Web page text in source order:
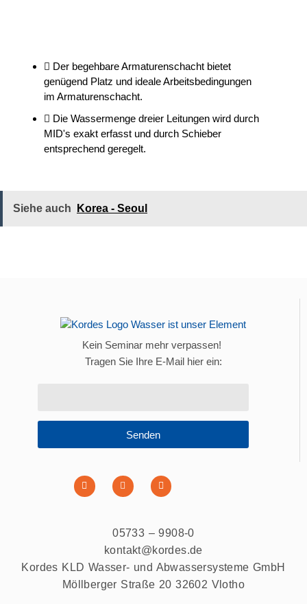
Der begehbare Armaturenschacht bietet
genügend Platz und ideale Arbeitsbedingungen
im Armaturenschacht.
Die Wassermenge dreier Leitungen wird durch
MID's exakt erfasst und durch Schieber
entsprechend geregelt.
Siehe auch Korea - Seoul
Kein Seminar mehr verpassen!
Tragen Sie Ihre E-Mail hier ein:
Senden
05733 – 9908-0
kontakt@kordes.de
Kordes KLD Wasser- und Abwassersysteme GmbH
Möllberger Straße 20 32602 Vlotho